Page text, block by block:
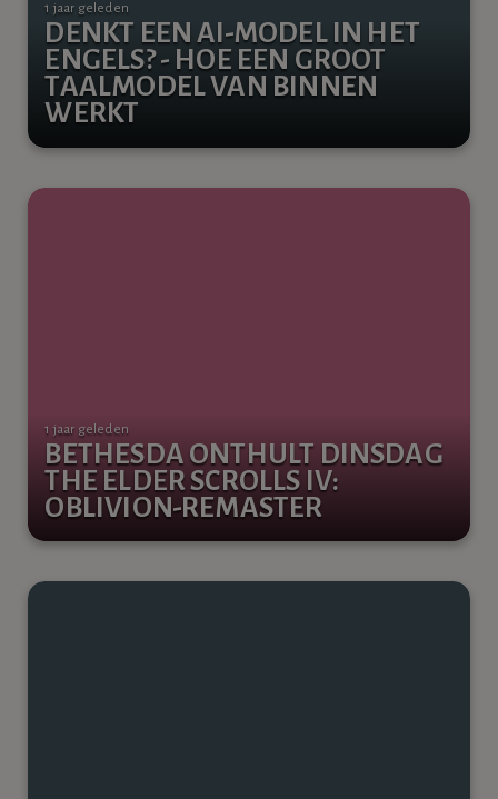
DENKT EEN AI-MODEL IN HET
ENGELS? - HOE EEN GROOT
TAALMODEL VAN BINNEN
WERKT
1 jaar geleden
BETHESDA ONTHULT DINSDAG
THE ELDER SCROLLS IV:
OBLIVION-REMASTER
1 jaar geleden